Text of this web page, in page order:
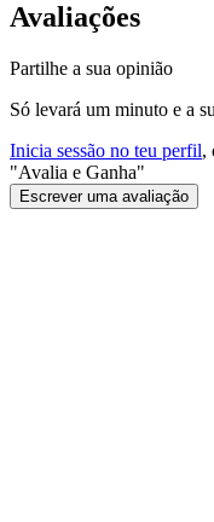
Avaliações
Partilhe a sua opinião
Só levará um minuto e a
Inicia sessão no teu perfil,
"Avalia e Ganha"
Escrever uma avaliação